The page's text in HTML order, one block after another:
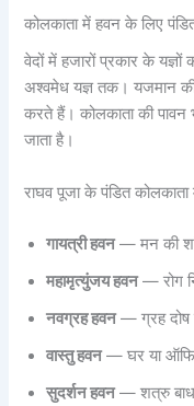
कोलकाता में हवन के लिए
वेदों में हजारों प्रकार के
अश्वमेध यज्ञ तक। यजमान की
करते हैं। कोलकाता की
जाता है।
राघव पूजा के पंडित
गायत्री हवन— मन की
महामृत्युंजय हवन— रोग
नवग्रह हवन— ग्रह दोष
वास्तु हवन— घर या
सुदर्शन हवन— शत्रु बाधा